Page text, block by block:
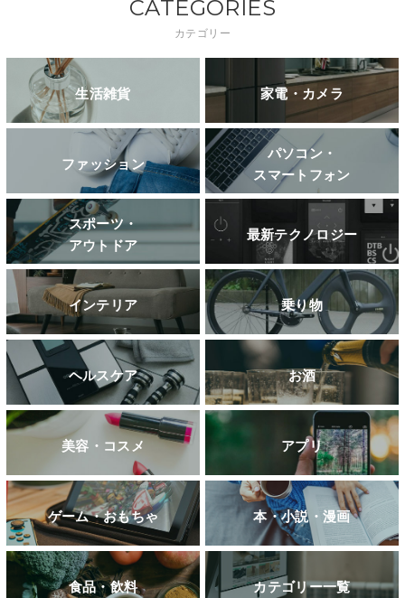
CATEGORIES
カテゴリー
生活雑貨 家電・カメラ
ファッション
パソコン・
スマートフォン
スポーツ・
アウトドア
最新テクノロジー
インテリア 乗り物
ヘルスケア お酒
美容・コスメ アプリ
ゲーム・おもちゃ 本・小説・漫画
食品・飲料 カテゴリー一覧